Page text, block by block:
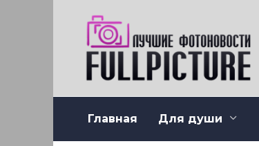
Главная Для души